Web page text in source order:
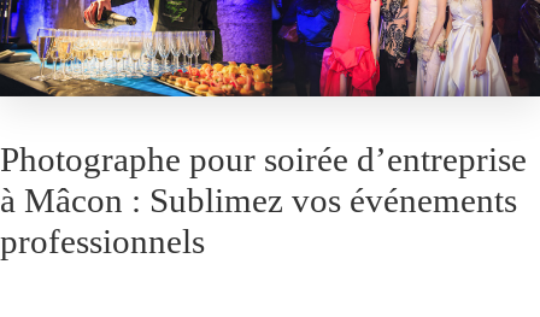
Photographe pour soirée d’entreprise
à Mâcon : Sublimez vos événements
professionnels